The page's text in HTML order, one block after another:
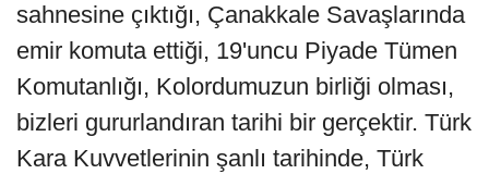
sahnesine çıktığı, Çanakkale Savaşlarında
emir komuta ettiği, 19'uncu Piyade Tümen
Komutanlığı, Kolordumuzun birliği olması,
bizleri gururlandıran tarihi bir gerçektir. Türk
Kara Kuvvetlerinin şanlı tarihinde, Türk